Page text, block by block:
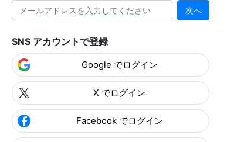
次へ
SNS アカウントで登録
Google でログイン
X でログイン
Facebook でログイン